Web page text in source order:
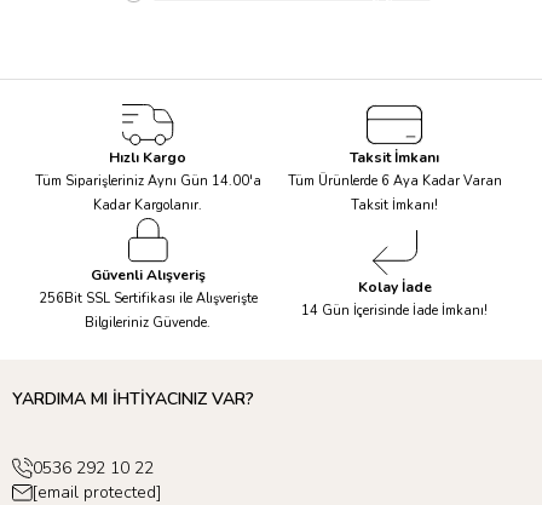
Hızlı Kargo
Tüm Siparişleriniz Aynı Gün 14.00'a
Kadar Kargolanır.
Taksit İmkanı
Tüm Ürünlerde 6 Aya Kadar Varan
Taksit İmkanı!
Güvenli Alışveriş
256Bit SSL Sertifikası ile Alışverişte
Bilgileriniz Güvende.
Kolay İade
14 Gün İçerisinde İade İmkanı!
YARDIMA MI İHTİYACINIZ VAR?
0536 292 10 22
[email protected]